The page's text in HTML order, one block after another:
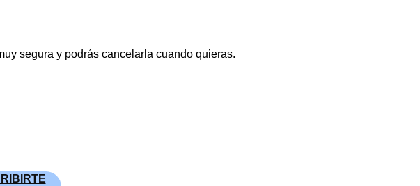
segura y podrás cancelarla cuando quieras.